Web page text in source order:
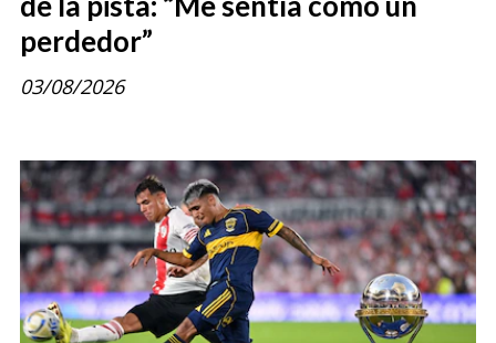
perdedor”
03/08/2026